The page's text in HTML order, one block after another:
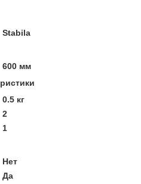
Stabila
600 мм
0.5 кг
2
1
Нет
Да